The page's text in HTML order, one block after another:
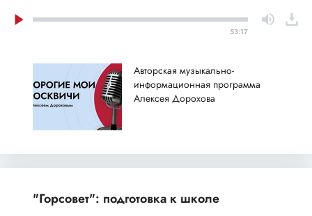
53:17
Авторская музыкально-
информационная программа
Алексея Дорохова
"Горсовет": подготовка к школе